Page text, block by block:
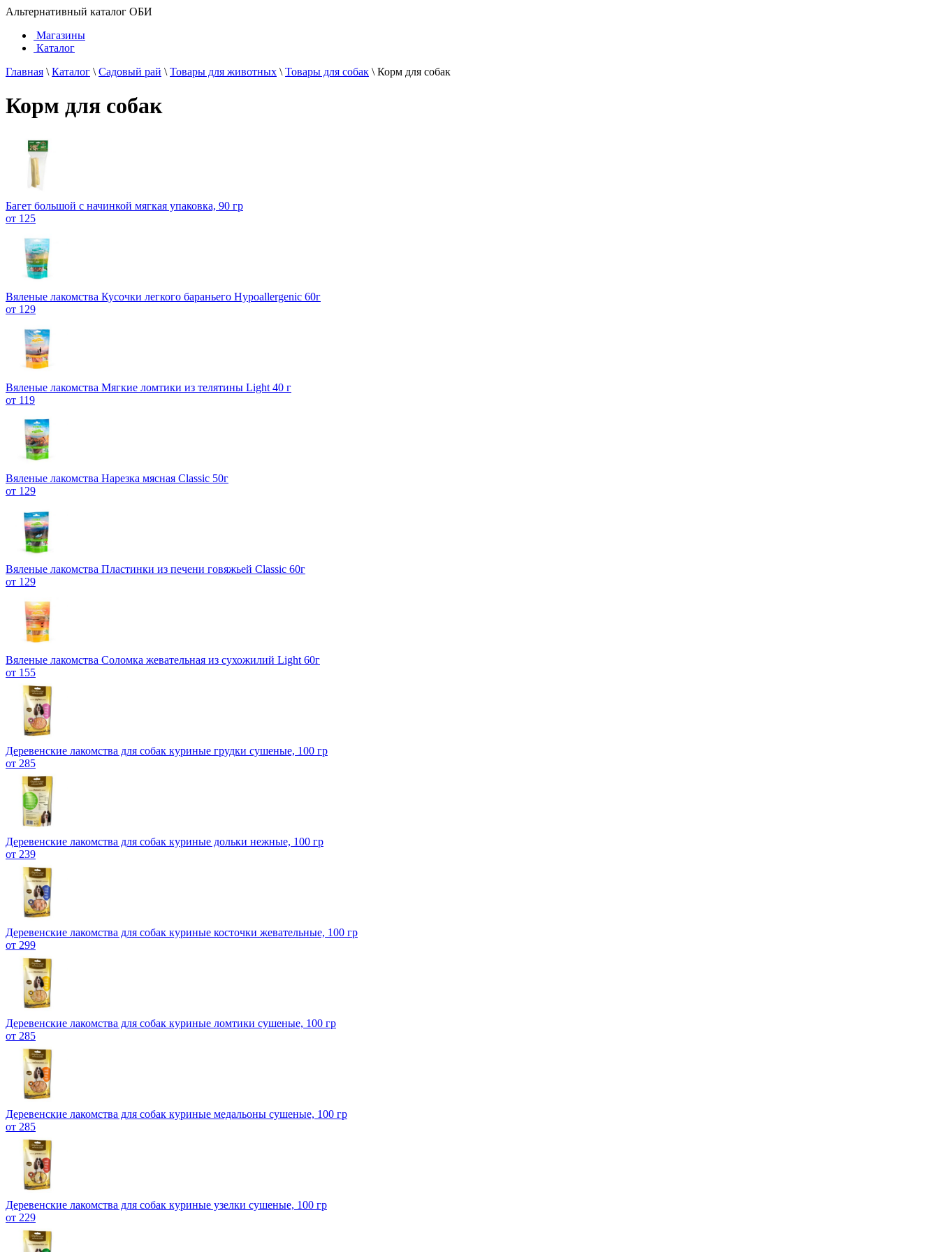
Альтернативный каталог ОБИ
Магазины
Каталог
Главная \ Каталог \ Садовый рай \ Товары для животных \ Товары для собак \ Корм для собак
Корм для собак
Багет большой с начинкой мягкая упаковка, 90 гр
от 125
Вяленые лакомства Кусочки легкого бараньего Hypoallergenic 60г
от 129
Вяленые лакомства Мягкие ломтики из телятины Light 40 г
от 119
Вяленые лакомства Нарезка мясная Classic 50г
от 129
Вяленые лакомства Пластинки из печени говяжьей Classic 60г
от 129
Вяленые лакомства Соломка жевательная из сухожилий Light 60г
от 155
Деревенские лакомства для собак куриные грудки сушеные, 100 гр
от 285
Деревенские лакомства для собак куриные дольки нежные, 100 гр
от 239
Деревенские лакомства для собак куриные косточки жевательные, 100 гр
от 299
Деревенские лакомства для собак куриные ломтики сушеные, 100 гр
от 285
Деревенские лакомства для собак куриные медальоны сушеные, 100 гр
от 285
Деревенские лакомства для собак куриные узелки сушеные, 100 гр
от 229